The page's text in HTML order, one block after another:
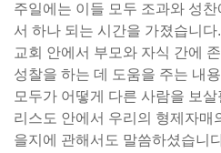
주일에는 이들 모두 조과와 성
서 하나 되는 시간을 가졌습니
교회 안에서 부모와 자식 간에
성찰을 하는 데 도움을 주는 내
모두가 어떻게 다른 사람을 보
리스도 안에서 우리의 형제자매
을지에 관해서도 말씀하셨습니